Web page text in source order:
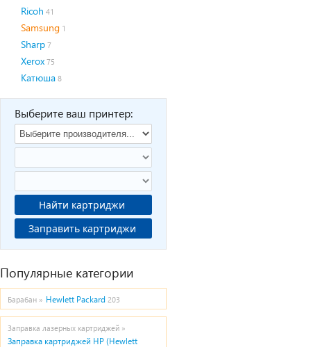
Ricoh 41
Samsung 1
Sharp 7
Xerox 75
Катюша 8
Выберите ваш принтер:
Найти картриджи
Заправить картриджи
Популярные категории
Барабан » Hewlett Packard 203
Заправка лазерных картриджей »
Заправка картриджей HP (Hewlett